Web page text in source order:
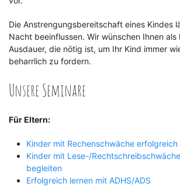
Die Anstrengungsbereitschaft eines Kindes
Nacht beeinflussen. Wir wünschen Ihnen als
Ausdauer, die nötig ist, um Ihr Kind immer
beharrlich zu fordern.
Unsere Seminare
Für Eltern:
Kinder mit Rechenschwäche
Kinder mit Lese-/
begleiten
Erfolgreich lernen mit ADHS/ADS